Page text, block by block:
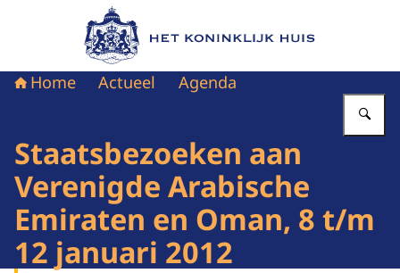
Naar de homepage van Het Koninklijk Huis
Home Actueel Agenda
Staatsbezoeken aan
Verenigde Arabische
Emiraten en Oman, 8 t/m
12 januari 2012